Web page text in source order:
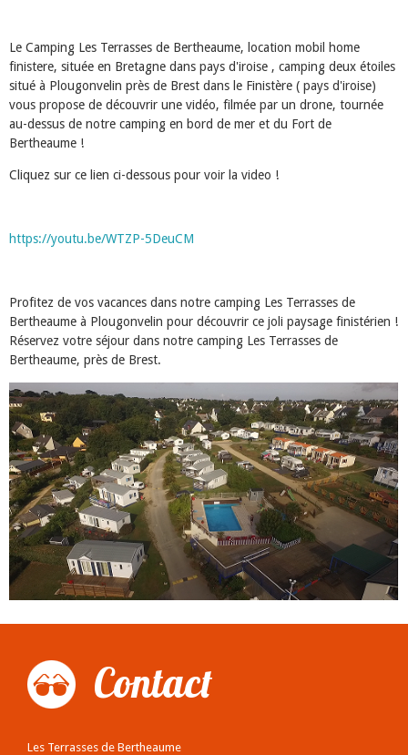
Le Camping Les Terrasses de Bertheaume, location mobil home
finistere, située en Bretagne dans pays d'iroise , camping deux étoiles
situé à Plougonvelin près de Brest dans le Finistère ( pays d'iroise)
vous propose de découvrir une vidéo, filmée par un drone, tournée
au-dessus de notre camping en bord de mer et du Fort de
Bertheaume !
Cliquez sur ce lien ci-dessous pour voir la video !
https://youtu.be/WTZP-5DeuCM
Profitez de vos vacances dans notre camping Les Terrasses de
Bertheaume à Plougonvelin pour découvrir ce joli paysage finistérien !
Réservez votre séjour dans notre camping Les Terrasses de
Bertheaume, près de Brest.
Contact
Les Terrasses de Bertheaume